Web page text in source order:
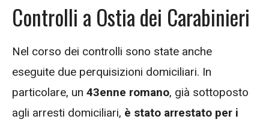
Controlli a Ostia dei Carabinieri
Nel corso dei controlli sono state anche
eseguite due perquisizioni domiciliari. In
particolare, un 43enne romano, già sottoposto
agli arresti domiciliari, è stato arrestato per i